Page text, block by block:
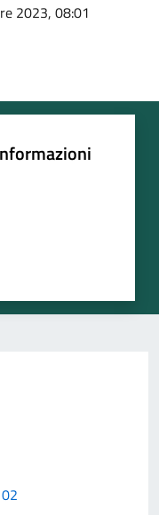
2023, 08:01